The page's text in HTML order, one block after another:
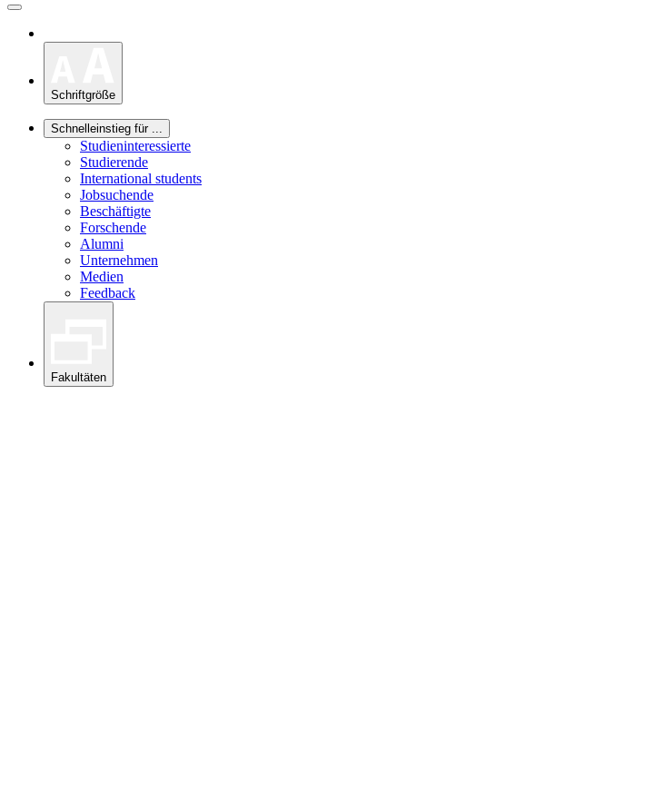
Schriftgröße
Schnelleinstieg für ...
Studieninteressierte
Studierende
International students
Jobsuchende
Beschäftigte
Forschende
Alumni
Unternehmen
Medien
Feedback
Fakultäten